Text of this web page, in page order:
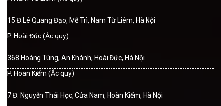
15 Đ.Lê Quang Đạo, Mễ Trì, Nam Từ Liêm, Hà Nội
P. Hoài Đức (Ắc quy)
368 Hoàng Tùng, An Khánh, Hoài Đức, Hà Nội
P. Hoàn Kiếm (Ắc quy)
7 Đ. Nguyễn Thái Học, Cửa Nam, Hoàn Kiếm, Hà Nội